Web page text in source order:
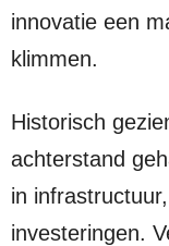
innovatie een
klimmen.
Historisch
achterstand
in
investeringen.